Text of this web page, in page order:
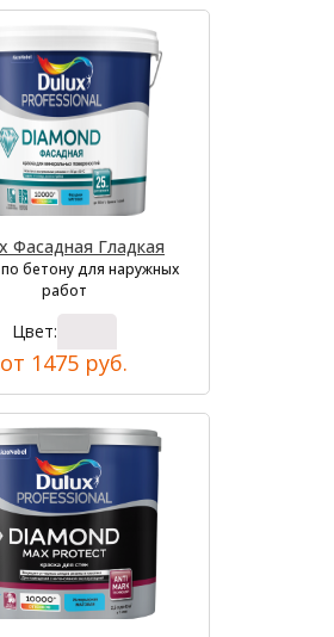
Фасадная Гладкая
бетону для наружных
работ
Цвет:
от 1475 руб.